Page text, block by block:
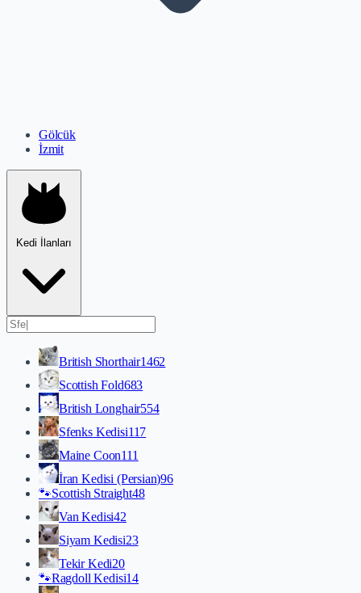
Gölcük
İzmit
Kedi İlanları
British Shorthair1462
Scottish Fold683
British Longhair554
Sfenks Kedisi117
Maine Coon111
İran Kedisi (Persian)96
🐾Scottish Straight48
Van Kedisi42
Siyam Kedisi23
Tekir Kedi20
🐾Ragdoll Kedisi14